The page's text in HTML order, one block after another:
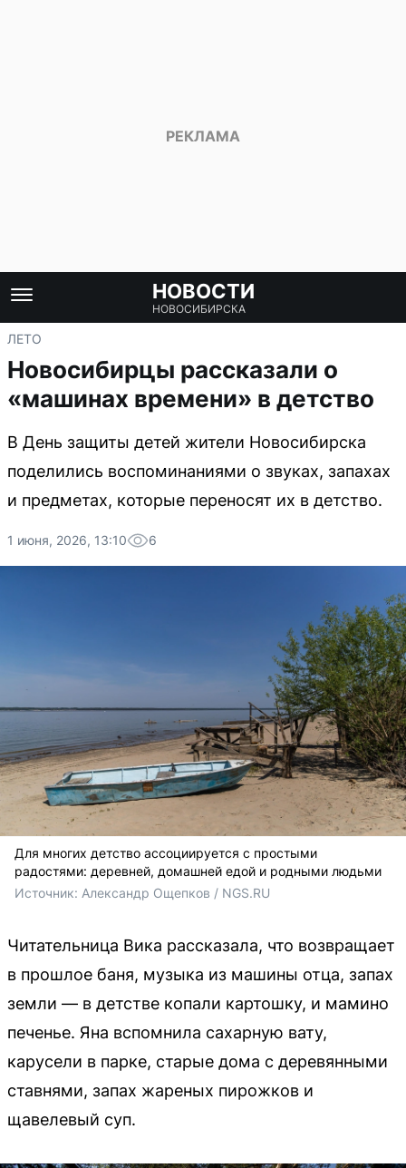
НОВОСТИ
НОВОСИБИРСКА
ЛЕТО
Новосибирцы рассказали о
«машинах времени» в детство
В День защиты детей жители Новосибирска
поделились воспоминаниями о звуках, запахах
и предметах, которые переносят их в детство.
1 июня, 2026, 13:10 6
Для многих детство ассоциируется с простыми
радостями: деревней, домашней едой и родными людьми
Источник: Александр Ощепков / NGS.RU
Читательница Вика рассказала, что возвращает
в прошлое баня, музыка из машины отца, запах
земли — в детстве копали картошку, и мамино
печенье. Яна вспомнила сахарную вату,
карусели в парке, старые дома с деревянными
ставнями, запах жареных пирожков и
щавелевый суп.